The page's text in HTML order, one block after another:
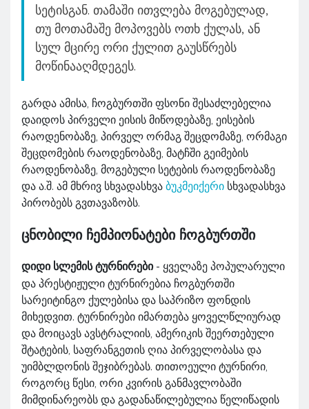
სეტისგან. თამაში ითვლება მოგებულად,
თუ მოთამაშე მოპოვებს ოთხ ქულას, ან
სულ მცირე ორი ქულით გაუსწრებს
მოწინააღმდეგეს.
გარდა ამისა, ჩოგბურთში ფსონი შესაძლებელია
დაიდოს პირველი ეისის მიწოდებაზე, ეისების
რაოდენობაზე, პირველ ორმაგ შეცდომაზე, ორმაგი
შეცდომების რაოდენობაზე, მატჩში გეიმების
რაოდენობაზე, მოგებული სეტების რაოდენობაზე
და ა.შ. ამ მხრივ სხვადასხვა ბუკმეიქერი სხვადასხვა
პირობებს გვთავაზობს.
ცნობილი ჩემპიონატები ჩოგბურთში
დიდი სლემის ტურნირები- ყველაზე პოპულარული
და პრესტიჟული ტურნირებია ჩოგბურთში
სარეიტინგო ქულებისა და საპრიზო ფონდის
მიხედვით. ტურნირები იმართება ყოველწლიურად
და მოიცავს ავსტრალიის, ამერიკის შეერთებული
შტატების, საფრანგეთის ღია პირველობასა და
უიმბლდონის შეჯიბრებას. თითოეული ტურნირი,
როგორც წესი, ორი კვირის განმავლობაში
მიმდინარეობს და გადანაწილებულია წელიწადის